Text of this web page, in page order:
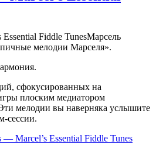
Марсель
мелодии Марселя».
сфокусированных на
плоским медиатором
мелодии вы наверняка услышите
сессии.
Marcel’s Essential Fiddle Tunes